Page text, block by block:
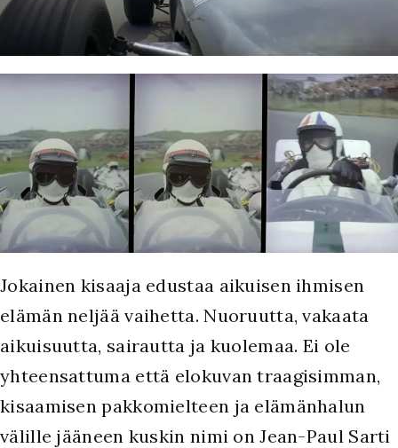
Jokainen kisaaja edustaa aikuisen ihmisen
elämän neljää vaihetta. Nuoruutta, vakaata
aikuisuutta, sairautta ja kuolemaa. Ei ole
yhteensattuma että elokuvan traagisimman,
kisaamisen pakkomielteen ja elämänhalun
välille jääneen kuskin nimi on Jean-Paul Sarti